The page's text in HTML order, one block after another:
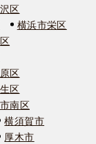
区
横浜市栄区
区
区
南区
横須賀市
厚木市